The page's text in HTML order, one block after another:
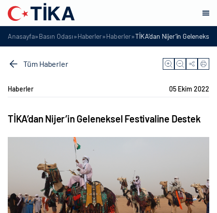
Anasayfa»Basın Odası»Haberler»Haberler»TİKA’dan Nijer’in
Tüm Haberler
Haberler 05 Ekim 2022
TİKA’dan Nijer’in Geleneksel Festivaline Destek